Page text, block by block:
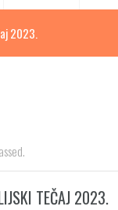
2023.
TEČAJ 2023.